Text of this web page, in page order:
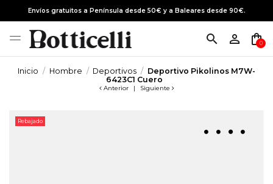
Envíos gratuitos a Península desde 50€ y a Baleares desde 90€.
search person_outline shopping_bag
0
Inicio Hombre Deportivos
Deportivo Pikolinos M7W-
6423C1 Cuero
Anterior | Siguiente
Rebajado